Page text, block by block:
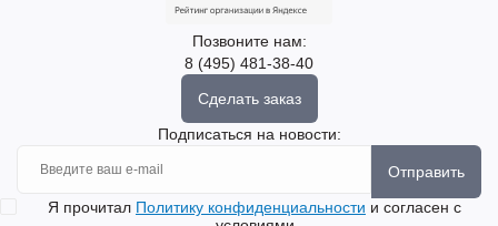
Позвоните нам:
8 (495) 481-38-40
Сделать заказ
Подписаться на новости:
Отправить
Я прочитал Политику конфиденциальности и согласен с